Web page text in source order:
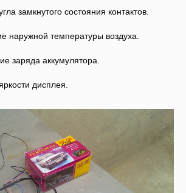
замкнутого состояния контактов.
наружной температуры воздуха.
заряда аккумулятора.
дисплея.